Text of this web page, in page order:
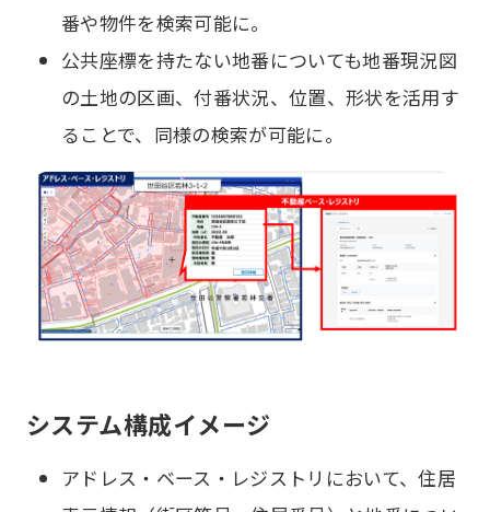
番や物件を検索可能に。
公共座標を持たない地番についても地番現況図
の土地の区画、付番状況、位置、形状を活用す
ることで、同様の検索が可能に。
システム構成イメージ
アドレス・ベース・レジストリにおいて、住居